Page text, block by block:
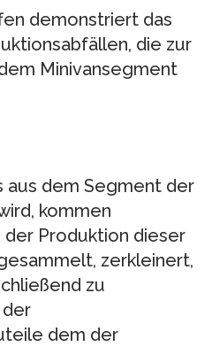
demonstriert das
die zur
Minivansegment
aus dem Segment der
kommen
der Produktion dieser
zerkleinert,
zu
dem der